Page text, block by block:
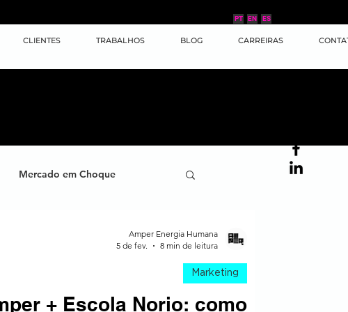
ES
EN
PT
CLIENTES TRABALHOS BLOG CARREIRAS
Mercado em Choque
Case de Sucesso
+ Escola Norio: como
Marketing
Amper Energia Humana
5 de fev.
8 min de leitura